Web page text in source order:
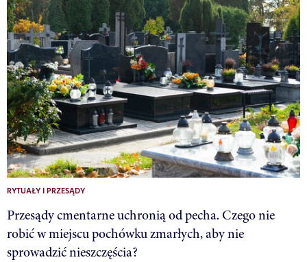
RYTUAŁY I PRZESĄDY
Przesądy cmentarne uchronią od pecha. Czego nie
robić w miejscu pochówku zmarłych, aby nie
sprowadzić nieszczęścia?